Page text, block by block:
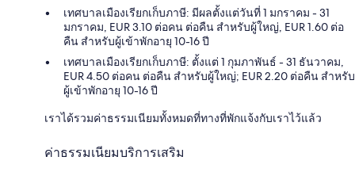
เทศบาลเมืองเรียกเก็บภาษี: มีผลตั้งแต่วันที่ 1 มกราคม - 31
มกราคม, EUR 3.10 ต่อคน ต่อคืน สำหรับผู้ใหญ่, EUR 1.60 ต่อ
คืน สำหรับผู้เข้าพักอายุ 10-16 ปี
เทศบาลเมืองเรียกเก็บภาษี: ตั้งแต่ 1 กุมภาพันธ์ - 31 ธันวาคม,
EUR 4.50 ต่อคน ต่อคืน สำหรับผู้ใหญ่; EUR 2.20 ต่อคืน สำหรับ
ผู้เข้าพักอายุ 10-16 ปี
เราได้รวมค่าธรรมเนียมทั้งหมดที่ทางที่พักแจ้งกับเราไว้แล้ว
ค่าธรรมเนียมบริการเสริม